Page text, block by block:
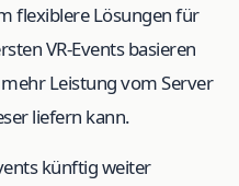
flexiblere Lösungen für
VR-Events basieren
Leistung vom Server
liefern kann.
künftig weiter